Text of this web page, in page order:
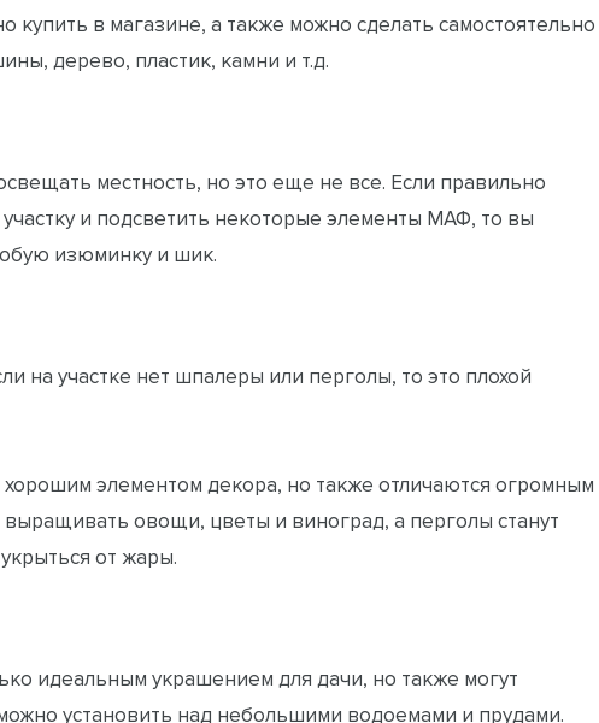
в магазине, а также можно сделать самостоятельно
дерево, пластик, камни и т.д.
местность, но это еще не все. Если правильно
и подсветить некоторые элементы МАФ, то вы
изюминку и шик.
на участке нет шпалеры или перголы, то это плохой
хорошим элементом декора, но также отличаются огромным
овощи, цветы и виноград, а перголы станут
от жары.
идеальным украшением для дачи, но также могут
установить над небольшими водоемами и прудами.